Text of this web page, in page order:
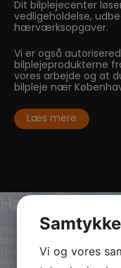
Dit bilplejecenter
vedligeholdelse,
hærværksopgaver.
Vi er også
bilplejeprodukterne
vores arbejde og at
bilpleje nær
Læs mere
Har din bil
Har din bil fået matte
forlygter. Glasset på
Vi og vores